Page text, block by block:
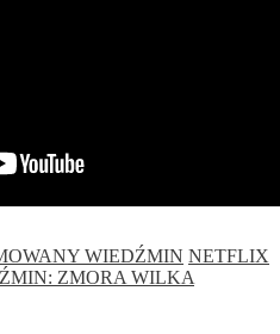
WIEDŹMIN NETFLIX
ZMORA WILKA